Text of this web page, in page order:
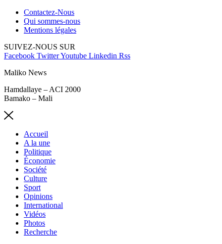
Contactez-Nous
Qui sommes-nous
Mentions légales
SUIVEZ-NOUS SUR
Facebook TwitterYoutube Linkedin Rss
Maliko News
Hamdallaye – ACI 2000
Bamako – Mali
Accueil
A la une
Politique
Économie
Société
Culture
Sport
Opinions
International
Vidéos
Photos
Recherche